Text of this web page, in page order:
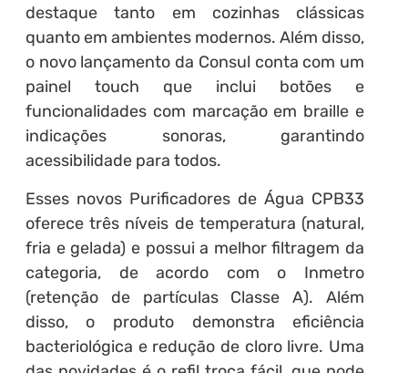
destaque tanto em cozinhas clássicas
quanto em ambientes modernos. Além disso,
o novo lançamento da Consul conta com um
painel touch que inclui botões e
funcionalidades com marcação em braille e
indicações sonoras, garantindo
acessibilidade para todos.
Esses novos Purificadores de Água CPB33
oferece três níveis de temperatura (natural,
fria e gelada) e possui a melhor filtragem da
categoria, de acordo com o Inmetro
(retenção de partículas Classe A). Além
disso, o produto demonstra eficiência
bacteriológica e redução de cloro livre. Uma